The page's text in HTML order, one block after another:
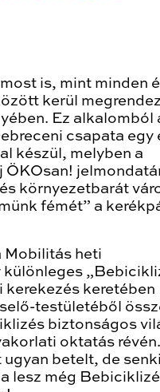
is, mint minden
kerül
Ez alkalomból
csapata egy
készül, melyben a
ÖKOsan!
környezetbarát
fémét” a
Mobilitás heti
kerekezés keretében
testületéből
biztonságos
oktatás révén.
betelt, de
lesz még